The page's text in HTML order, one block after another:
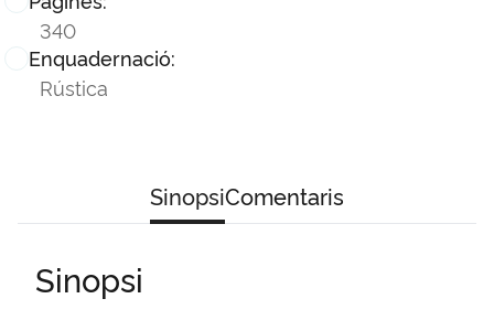
340
Enquadernació:
Rústica
SinopsiComentaris
Sinopsi